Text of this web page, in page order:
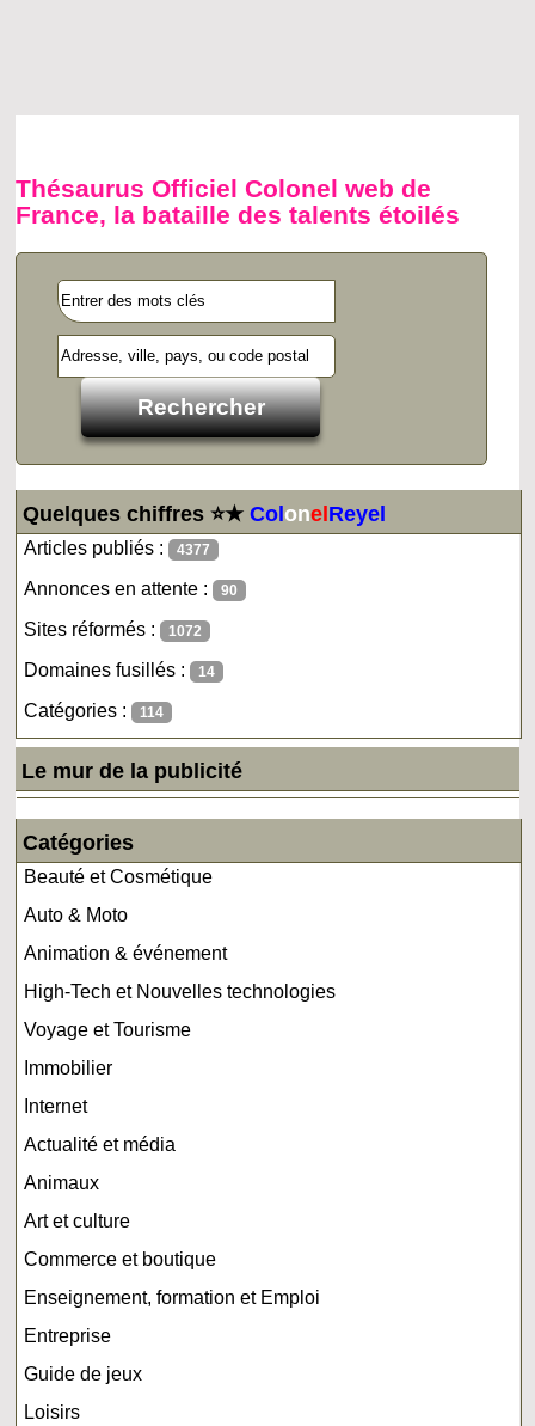
Thésaurus Officiel Colonel web de
France, la bataille des talents étoilés
Quelques chiffres ⭐★ColonelReyel
Articles publiés : 4377
Annonces en attente : 90
Sites réformés : 1072
Domaines fusillés : 14
Catégories : 114
Le mur de la publicité
Catégories
Beauté et Cosmétique
Auto & Moto
Animation & événement
High-Tech et Nouvelles technologies
Voyage et Tourisme
Immobilier
Internet
Actualité et média
Animaux
Art et culture
Commerce et boutique
Enseignement, formation et Emploi
Entreprise
Guide de jeux
Loisirs